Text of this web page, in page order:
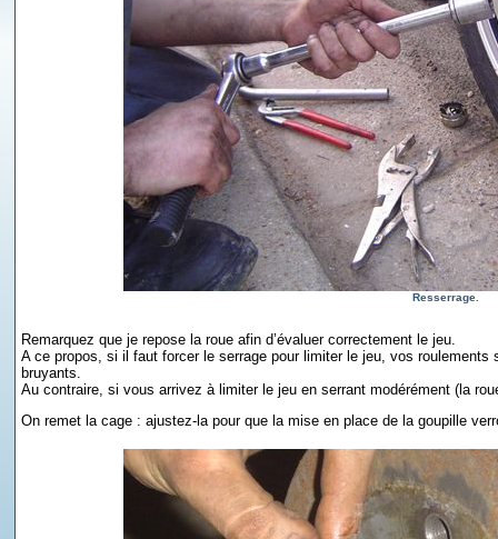
Resserrage.
Remarquez que je repose la roue afin d’évaluer correctement le jeu.
A ce propos, si il faut forcer le serrage pour limiter le jeu, vos
bruyants.
Au contraire, si vous arrivez à limiter le jeu en serrant modérément (la
On remet la cage : ajustez-la pour que la mise en place de la goupille